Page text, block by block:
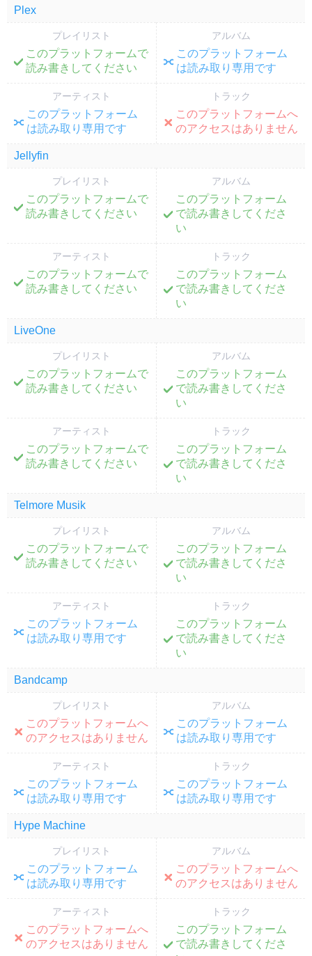
Plex
プレイリスト
;
このプラットフォームで
読み書きしてください
アルバム
;
このプラットフォーム
は読み取り専用です
アーティスト
;
このプラットフォーム
は読み取り専用です
トラック
;
このプラットフォームへ
のアクセスはありません
Jellyfin
プレイリスト
;
このプラットフォームで
読み書きしてください
アルバム
;
このプラットフォーム
で読み書きしてくださ
い
アーティスト
;
このプラットフォームで
読み書きしてください
トラック
;
このプラットフォーム
で読み書きしてくださ
い
LiveOne
プレイリスト
;
このプラットフォームで
読み書きしてください
アルバム
;
このプラットフォーム
で読み書きしてくださ
い
アーティスト
;
このプラットフォームで
読み書きしてください
トラック
;
このプラットフォーム
で読み書きしてくださ
い
Telmore Musik
プレイリスト
;
このプラットフォームで
読み書きしてください
アルバム
;
このプラットフォーム
で読み書きしてくださ
い
アーティスト
;
このプラットフォーム
は読み取り専用です
トラック
;
このプラットフォーム
で読み書きしてくださ
い
Bandcamp
プレイリスト
;
このプラットフォームへ
のアクセスはありません
アルバム
;
このプラットフォーム
は読み取り専用です
アーティスト
;
このプラットフォーム
は読み取り専用です
トラック
;
このプラットフォーム
は読み取り専用です
Hype Machine
プレイリスト
;
このプラットフォーム
は読み取り専用です
アルバム
;
このプラットフォームへ
のアクセスはありません
アーティスト
;
このプラットフォームへ
のアクセスはありません
トラック
;
このプラットフォーム
で読み書きしてくださ